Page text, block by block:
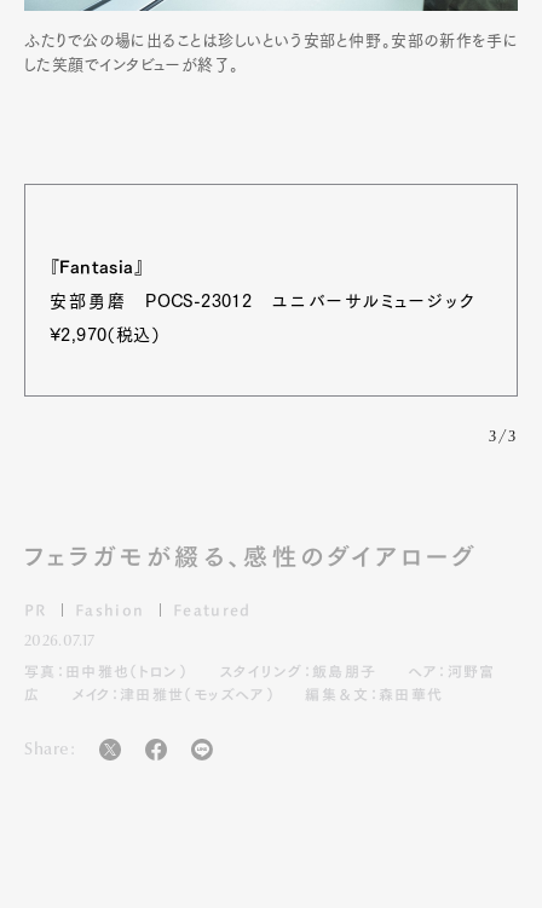
ふたりで公の場に出ることは珍しいという安部と仲野。安部の新作を手に
した笑顔でインタビューが終了。
『Fantasia』
安部勇磨 POCS-23012 ユニバーサルミュージック
¥2,970（税込）
3/3
2026.07.17
写真：田中雅也（トロン）
広
メイク：津田雅世（モッズヘア） 編集＆文：森田華代